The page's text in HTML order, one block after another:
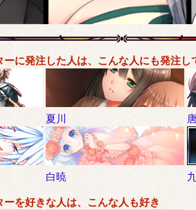
ーに発注した人は、こんな人にも発注し
夏川
白暁
を好きな人は、こんな人も好き